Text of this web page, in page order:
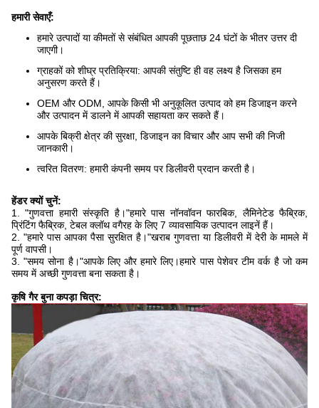
हमारी सेवाएँ:
हमारे उत्पादों या कीमतों से संबंधित आपकी पूछताछ 24 घंटों के भीतर उत्तर दी
जाएगी।
ग्राहकों को शीघ्र प्रतिक्रिया: आपकी संतुष्टि ही वह लक्ष्य है जिसका हम
अनुसरण करते हैं।
OEM और ODM, आपके किसी भी अनुकूलित उत्पाद को हम डिजाइन करने
और उत्पादन में डालने में आपकी सहायता कर सकते हैं।
आपके बिक्री क्षेत्र की सुरक्षा, डिजाइन का विचार और आप सभी की निजी
जानकारी।
त्वरित वितरण: हमारी कंपनी समय पर डिलीवरी प्रदान करती है।
हेंडर क्यों चुनें:
1. "गुणवत्ता हमारी संस्कृति है।"हमारे पास नॉनवॉवन फारबिक, लैमिनेटेड फैब्रिक,
प्रिंटिंग फैब्रिक, टेबल क्लॉथ वगैरह के लिए 7 व्यावसायिक उत्पादन लाइनें हैं।
2. "हमारे पास आपका पैसा सुरक्षित है।"खराब गुणवत्ता या डिलीवरी में देरी के मामले में
पूर्ण वापसी।
3. "समय सोना है।"आपके लिए और हमारे लिए।हमारे पास पेशेवर टीम वर्क है जो कम
समय में अच्छी गुणवत्ता बना सकता है।
कृषि गैर बुना कपड़ा चित्र: